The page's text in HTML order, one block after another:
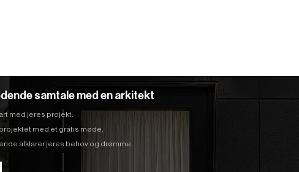
samtale med en arkitekt
med jeres projekt.
med et gratis møde,
afklarer jeres behov og drømme.